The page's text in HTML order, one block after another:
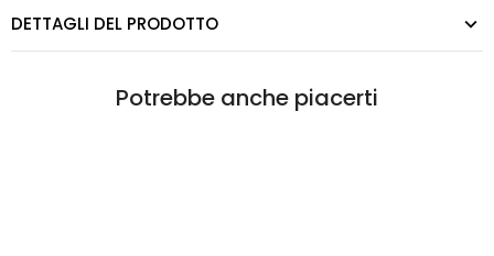
DETTAGLI DEL PRODOTTO
Potrebbe anche piacerti